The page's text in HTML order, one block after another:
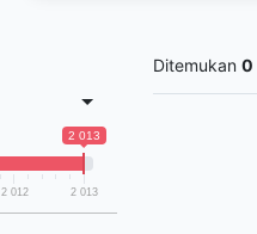
2 013
2 012 2 013
Ditemukan 0